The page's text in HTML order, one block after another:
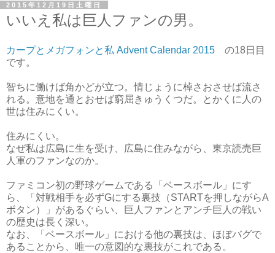
2015年12月19日土曜日
いいえ私は巨人ファンの男。
カープとメガフォンと私 Advent Calendar 2015 の18日目
です。
智ちに働けば角かどが立つ。情じょうに棹さおさせば流さ
れる。意地を通とおせば窮屈きゅうくつだ。とかくに人の
世は住みにくい。
住みにくい。
なぜ私は広島に生を受け、広島に住みながら、東京読売巨
人軍のファンなのか。
ファミコン初の野球ゲームである「ベースボール」にす
ら、「対戦相手を必ずGにする裏技（STARTを押しながらA
ボタン）」があるぐらい、巨人ファンとアンチ巨人の戦い
の歴史は長く深い。
なお、「ベースボール」における他の裏技は、ほぼバグで
あることから、唯一の意図的な裏技がこれである。